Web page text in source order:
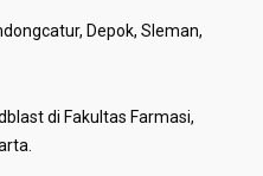
Depok, Sleman,
di Fakultas Farmasi,